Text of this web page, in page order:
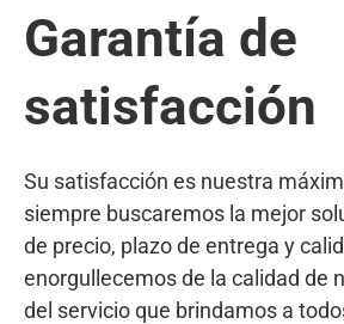
Garantía de
satisfacción
Su satisfacción es nuestra
siempre buscaremos la mejor
de precio, plazo de entrega y
enorgullecemos de la calidad de
del servicio que brindamos a